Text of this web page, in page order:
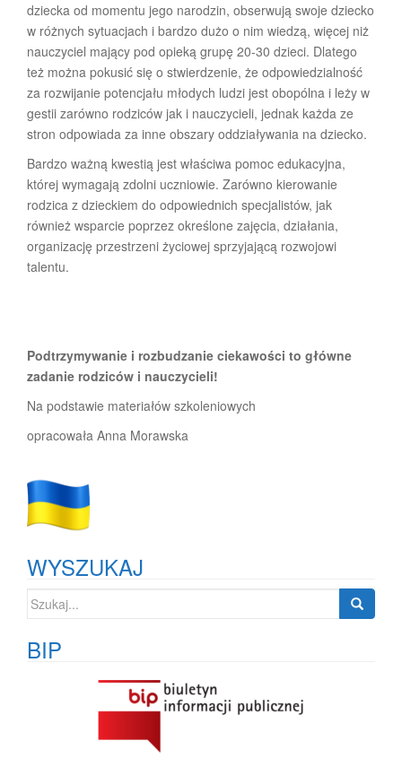
dziecka od momentu jego narodzin, obserwują swoje dziecko
w różnych sytuacjach i bardzo dużo o nim wiedzą, więcej niż
nauczyciel mający pod opieką grupę 20-30 dzieci. Dlatego
też można pokusić się o stwierdzenie, że odpowiedzialność
za rozwijanie potencjału młodych ludzi jest obopólna i leży w
gestii zarówno rodziców jak i nauczycieli, jednak każda ze
stron odpowiada za inne obszary oddziaływania na dziecko.
Bardzo ważną kwestią jest właściwa pomoc edukacyjna,
której wymagają zdolni uczniowie. Zarówno kierowanie
rodzica z dzieckiem do odpowiednich specjalistów, jak
również wsparcie poprzez określone zajęcia, działania,
organizację przestrzeni życiowej sprzyjającą rozwojowi
talentu.
Podtrzymywanie i rozbudzanie ciekawości to główne
zadanie rodziców i nauczycieli!
Na podstawie materiałów szkoleniowych
opracowała Anna Morawska
WYSZUKAJ
Szukaj:
BIP